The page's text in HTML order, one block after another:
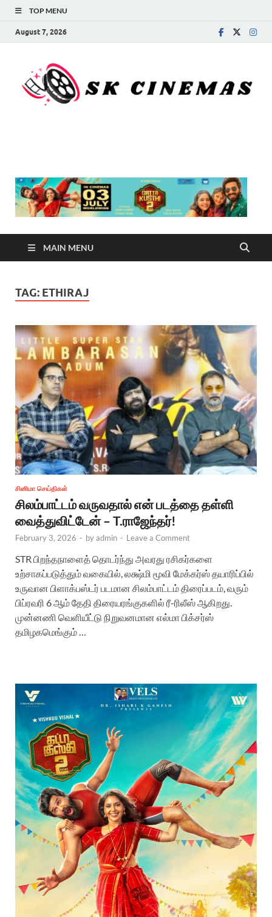
TOP MENU
August 7, 2026
MAIN MENU
TAG: ETHIRAJ
சினிமா செய்திகள்
சிலம்பாட்டம் வருவதால் என் படத்தை தள்ளி
வைத்துவிட்டேன் – T.ராஜேந்தர்!
February 3, 2026 - byadmin - Leave a Comment
STR பிறந்தநாளைத் தொடர்ந்து அவரது ரசிகர்களை
உற்சாகப்படுத்தும் வகையில், லக்ஷ்மி மூவி மேக்கர்ஸ் தயாரிப்பில்
உருவான பிளாக்பஸ்டர் படமான சிலம்பாட்டம் திரைப்படம், வரும்
பிப்ரவரி 6 ஆம் தேதி திரையரங்குகளில் ரீ-ரிலீஸ் ஆகிறது.
முன்னணி வெளியீட்டு நிறுவனமான எல்மா பிக்சர்ஸ்
தமிழகமெங்கும் …